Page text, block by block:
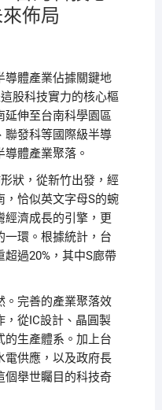
佈局
導體產業佔據關鍵地
股科技實力的核心樞
延伸至台南科學園區
聯發科等國際級半導
體產業聚落。
狀，從新竹出發，經
，恰似英文字母S的蜿
經濟成長的引擎，更
一環。根據統計，台
過20%，其中S廊帶
。完善的產業聚落效
，從IC設計、晶圓製
的生產體系。加上台
電供應，以及政府長
個舉世矚目的科技奇